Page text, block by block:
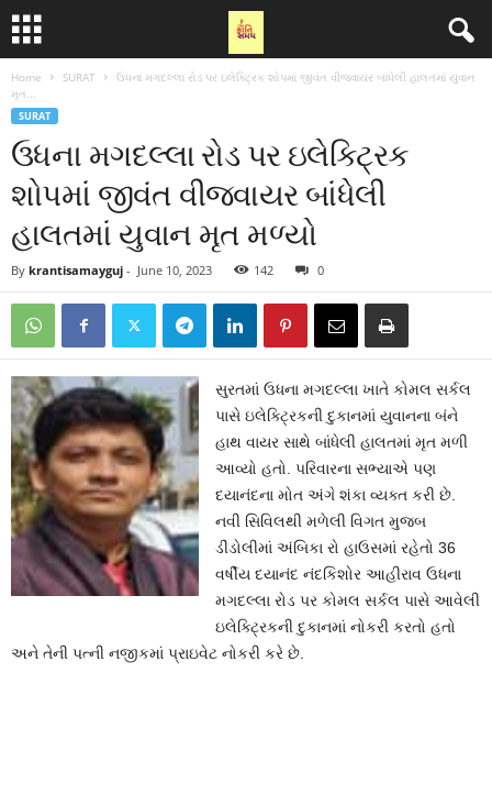
Home SURAT
ઉધના મગદલ્લા રોડ પર ઇલેક્ટ્રિક શોપમાં જીવંત વીજવાયર બાંધેલી હાલતમાં યુવાન
મૃત...
SURAT
ઉધના મગદલ્લા રોડ પર ઇલેક્ટ્રિક
શોપમાં જીવંત વીજવાયર બાંધેલી
હાલતમાં યુવાન મૃત મળ્યો
By krantisamayguj - June 10, 2023 142 0
સુરતમાં ઉધના મગદલ્લા ખાતે કોમલ સર્કલ
પાસે ઇલેક્ટ્રિકની દુકાનમાં યુવાનના બંને
હાથ વાયર સાથે બાંધેલી હાલતમાં મૃત મળી
આવ્યો હતો. પરિવારના સભ્યાએ પણ
દયાનંદના મોત અંગે શંકા વ્યક્ત કરી છે.
નવી સિવિલથી મળેલી વિગત મુજબ
ડીંડોલીમાં અંબિકા રો હાઉસમાં રહેતો 36
વર્ષીય દયાનંદ નંદકિશોર આહીરાવ ઉધના
મગદલ્લા રોડ પર કોમલ સર્કલ પાસે આવેલી
ઇલેક્ટ્રિકની દુકાનમાં નોકરી કરતો હતો
અને તેની પત્ની નજીકમાં પ્રાઇવેટ નોકરી કરે છે.